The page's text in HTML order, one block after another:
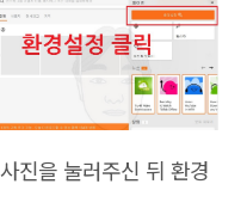
진을 눌러주신 뒤 환경